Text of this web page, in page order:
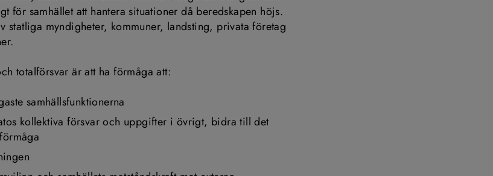
för samhället att hantera situationer då beredskapen höjs.
statliga myndigheter, kommuner, landsting, privata företag
totalförsvar är att ha förmåga att:
samhällsfunktionerna
kollektiva försvar och uppgifter i övrigt, bidra till det